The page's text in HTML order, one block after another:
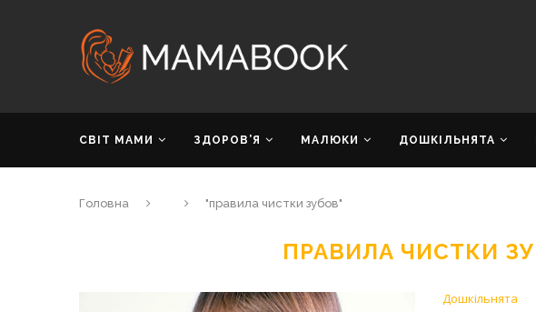
СВІТ МАМИ ЗДОРОВ’Я МАЛЮКИ ДОШКІЛЬНЯТА
Головна "правила чистки зубов"
ПРАВИЛА ЧИСТКИ
Дошкільнята